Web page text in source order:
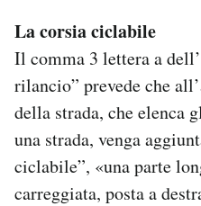
La corsia ciclabile
Il comma 3 lettera a
rilancio” prevede che
della strada, che
una strada, venga
ciclabile”, «una parte
carreggiata, posta a